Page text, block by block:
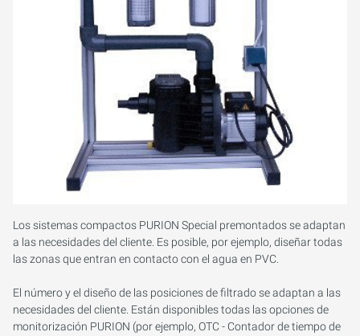
Los sistemas compactos PURION Special premontados se adaptan
a las necesidades del cliente. Es posible, por ejemplo, diseñar todas
las zonas que entran en contacto con el agua en PVC.
El número y el diseño de las posiciones de filtrado se adaptan a las
necesidades del cliente. Están disponibles todas las opciones de
monitorización PURION (por ejemplo, OTC - Contador de tiempo de